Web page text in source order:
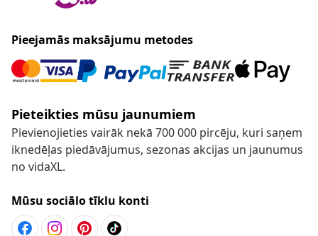
Pieejamās maksājumu metodes
Pieteikties mūsu jaunumiem
Pievienojieties vairāk nekā 700 000 pircēju, kuri saņem
iknedēļas piedāvājumus, sezonas akcijas un jaunumus
no vidaXL.
Mūsu sociālo tīklu konti